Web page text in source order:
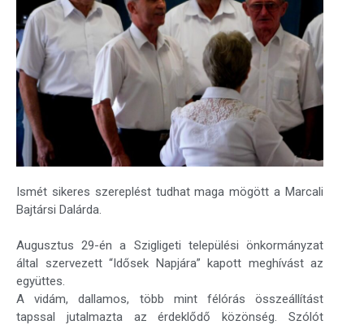
Ismét sikeres szereplést tudhat maga mögött a Marcali
Bajtársi Dalárda.
Augusztus 29-én a Szigligeti települési önkormányzat
által szervezett “Idősek Napjára” kapott meghívást az
együttes.
A vidám, dallamos, több mint félórás összeállítást
tapssal jutalmazta az érdeklődő közönség. Szólót